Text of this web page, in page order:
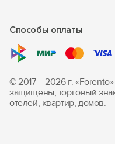
Способы оплаты
© 2017 – 2026 г.
защищены, торговый
отелей, квартир, домов.